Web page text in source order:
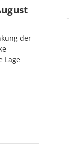
der
Lage